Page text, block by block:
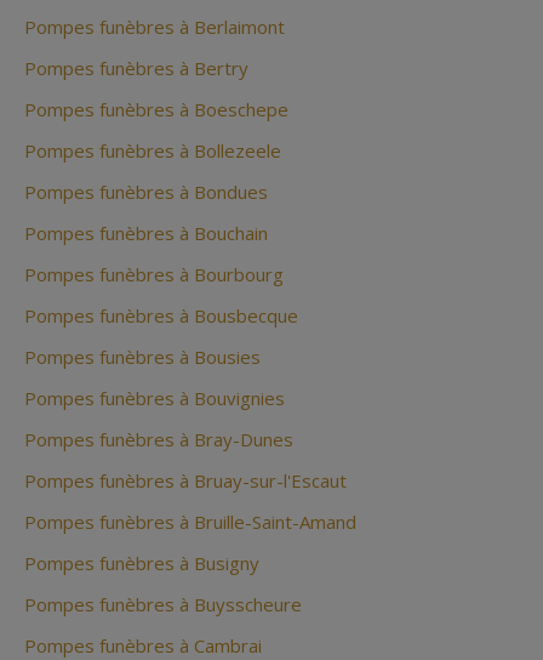
Pompes funèbres à Berlaimont
Pompes funèbres à Bertry
Pompes funèbres à Boeschepe
Pompes funèbres à Bollezeele
Pompes funèbres à Bondues
Pompes funèbres à Bouchain
Pompes funèbres à Bourbourg
Pompes funèbres à Bousbecque
Pompes funèbres à Bousies
Pompes funèbres à Bouvignies
Pompes funèbres à Bray-Dunes
Pompes funèbres à Bruay-sur-l'Escaut
Pompes funèbres à Bruille-Saint-Amand
Pompes funèbres à Busigny
Pompes funèbres à Buysscheure
Pompes funèbres à Cambrai